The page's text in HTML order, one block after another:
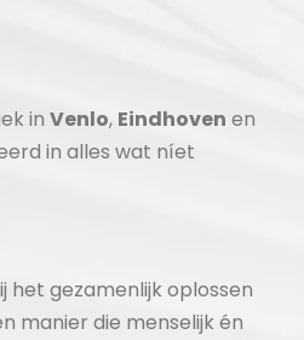
in Venlo, Eindhoven en
in alles wat níet
het gezamenlijk oplossen
manier die menselijk én